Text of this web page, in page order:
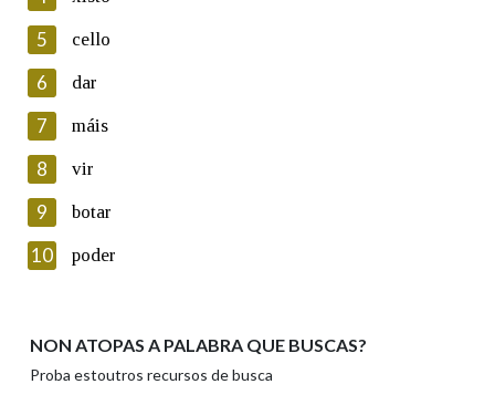
Lin e acepto as condicións da política de
Introduce o código que aparece na imaxe:
Texto de verificación
Enviar
5 cello
6 dar
7 máis
8 vir
9 botar
10 poder
NON ATOPAS A PALABRA QUE BUSCAS?
Proba estoutros recursos de busca